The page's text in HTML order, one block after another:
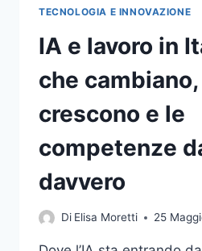
TECNOLOGIA E INNOVAZIONE
IA e lavoro in
che
crescono e le
competenze
davvero
Di Elisa Moretti 25